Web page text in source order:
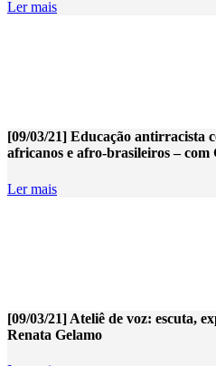
Ler mais
[09/03/21] Educação antirracista
africanos e afro-brasileiros – com
Ler mais
[09/03/21] Ateliê de voz: escuta,
Renata Gelamo